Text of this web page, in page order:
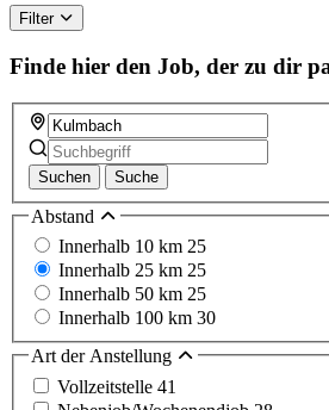
Filter
Finde hier den Job, der zu dir
Suchen Suche
Abstand
Innerhalb 10 km 25
Innerhalb 25 km 25
Innerhalb 50 km 25
Innerhalb 100 km 30
Art der Anstellung
Vollzeitstelle 41